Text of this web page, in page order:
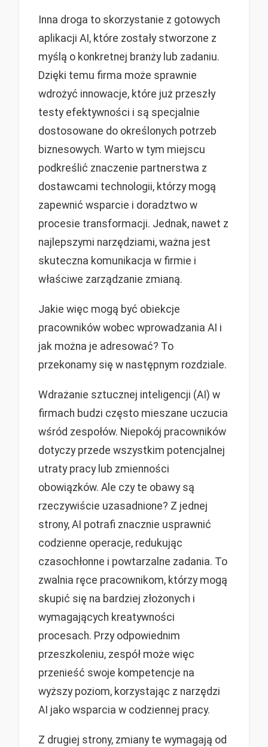
Inna droga to skorzystanie z gotowych
aplikacji AI, które zostały stworzone z
myślą o konkretnej branży lub zadaniu.
Dzięki temu firma może sprawnie
wdrożyć innowacje, które już przeszły
testy efektywności i są specjalnie
dostosowane do określonych potrzeb
biznesowych. Warto w tym miejscu
podkreślić znaczenie partnerstwa z
dostawcami technologii, którzy mogą
zapewnić wsparcie i doradztwo w
procesie transformacji. Jednak, nawet z
najlepszymi narzędziami, ważna jest
skuteczna komunikacja w firmie i
właściwe zarządzanie zmianą.
Jakie więc mogą być obiekcje
pracowników wobec wprowadzania AI i
jak można je adresować? To
przekonamy się w następnym rozdziale.
Wdrażanie sztucznej inteligencji (AI) w
firmach budzi często mieszane uczucia
wśród zespołów. Niepokój pracowników
dotyczy przede wszystkim potencjalnej
utraty pracy lub zmienności
obowiązków. Ale czy te obawy są
rzeczywiście uzasadnione? Z jednej
strony, AI potrafi znacznie usprawnić
codzienne operacje, redukując
czasochłonne i powtarzalne zadania. To
zwalnia ręce pracownikom, którzy mogą
skupić się na bardziej złożonych i
wymagających kreatywności
procesach. Przy odpowiednim
przeszkoleniu, zespół może więc
przenieść swoje kompetencje na
wyższy poziom, korzystając z narzędzi
AI jako wsparcia w codziennej pracy.
Z drugiej strony, zmiany te wymagają od